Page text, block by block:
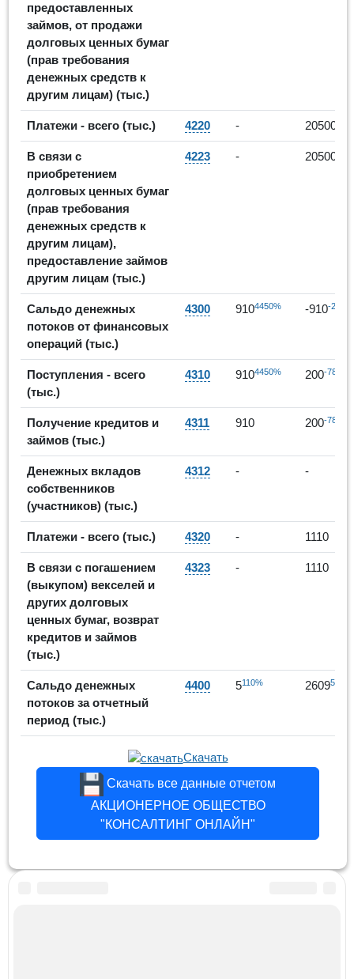
предоставленных
займов, от продажи
долговых ценных бумаг
(прав требования
денежных средств к
другим лицам) (тыс.)
Платежи - всего (тыс.) 4220 - 20500
В связи с
приобретением
долговых ценных бумаг
(прав требования
денежных средств к
другим лицам),
предоставление займов
другим лицам (тыс.)
4223 - 20500
Сальдо денежных
потоков от финансовых
операций (тыс.)
4300 9104450% -910-200%
Поступления - всего
(тыс.)
4310 9104450% 200-78%
Получение кредитов и
займов (тыс.)
4311 910 200-78%
Денежных вкладов
собственников
(участников) (тыс.)
4312 - -
Платежи - всего (тыс.) 4320 - 1110
В связи с погашением
(выкупом) векселей и
других долговых
ценных бумаг, возврат
кредитов и займов
(тыс.)
4323 - 1110
Сальдо денежных
потоков за отчетный
период (тыс.)
4400 5110% 2609
Скачать
Скачать все данные отчетом
АКЦИОНЕРНОЕ ОБЩЕСТВО
"КОНСАЛТИНГ ОНЛАЙН"